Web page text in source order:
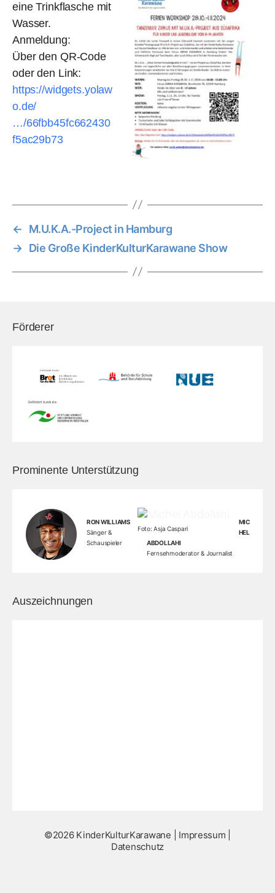
eine Trinkflasche mit
Wasser.
Anmeldung:
Über den QR-Code
oder den Link:
https://widgets.yolaw
o.de/
…/66fbb45fc662430
f5ac29b73
←
M.U.K.A.-Project in Hamburg
→ Die Große KinderKulturKarawane Show
Förderer
Prominente Unterstützung
RON WILLIAMS
Sänger &
Schauspieler
Foto: Asja Caspari
MIC
HEL
ABDOLLAHI
Fernsehmoderator & Journalist
Auszeichnungen
©2026 KinderKulturKarawane | Impressum
Datenschutz